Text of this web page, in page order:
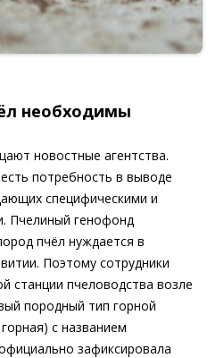
необходимы
новостные агентства.
потребность в выводе
специфическими и
Пчелиный генофонд
пчёл нуждается в
Поэтому сотрудники
станции пчеловодства возле
породный тип горной
с названием
зафиксировала